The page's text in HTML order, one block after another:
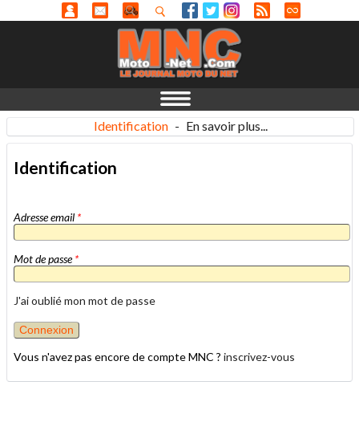
Identification - En savoir plus...
Identification
Adresse email *
Mot de passe*
J'ai oublié mon mot de passe
Vous n'avez pas encore de compte MNC ? inscrivez-vous